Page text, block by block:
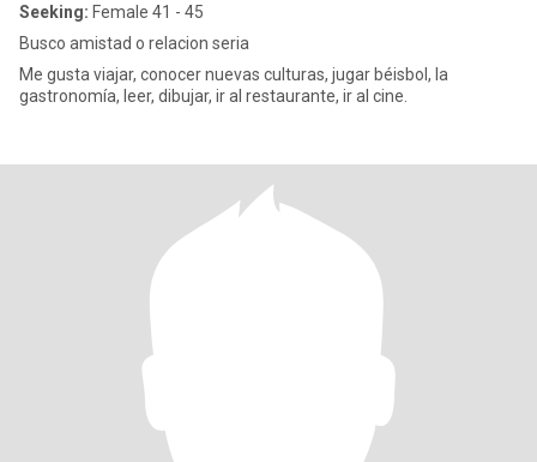
Seeking: Female 41 - 45
Busco amistad o relacion seria
Me gusta viajar, conocer nuevas culturas, jugar béisbol, la
gastronomía, leer, dibujar, ir al restaurante, ir al cine.